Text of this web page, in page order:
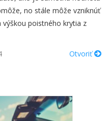
no stále môže vzniknúť
výškou poistného krytia z
Otvoriť